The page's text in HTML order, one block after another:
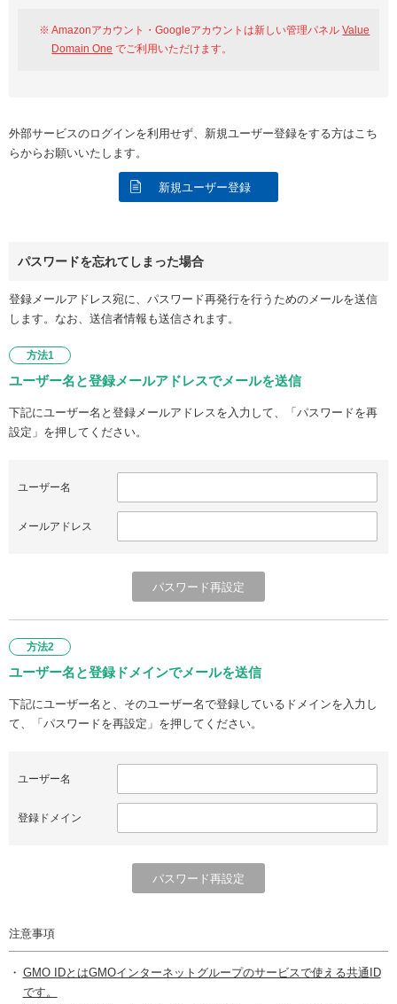
Amazonアカウント・Googleアカウントは新しい管理パネルValue
Domain One でご利用いただけます。
外部サービスのログインを利用せず、新規ユーザー登録をする方はこち
らからお願いいたします。
新規ユーザー登録
パスワードを忘れてしまった場合
登録メールアドレス宛に、パスワード再発行を行うためのメールを送信
します。なお、送信者情報も送信されます。
方法1
ユーザー名と登録メールアドレスでメールを送信
下記にユーザー名と登録メールアドレスを入力して、「パスワードを再
設定」を押してください。
ユーザー名
メールアドレス
方法2
ユーザー名と登録ドメインでメールを送信
下記にユーザー名と、そのユーザー名で登録しているドメインを入力し
て、「パスワードを再設定」を押してください。
ユーザー名
登録ドメイン
注意事項
GMO IDとはGMOインターネットグループのサービスで使える共通ID
です。